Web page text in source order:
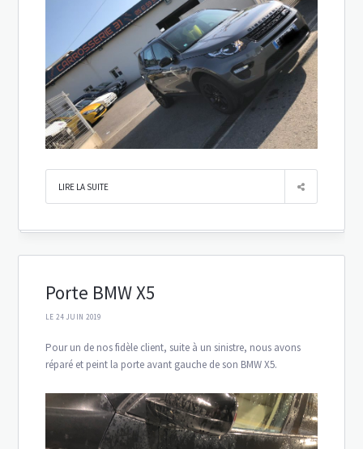
LIRE LA SUITE
Porte BMW X5
LE 24 JUIN 2019
Pour un de nos fidèle client, suite à un sinistre, nous avons
réparé et peint la porte avant gauche de son BMW X5.